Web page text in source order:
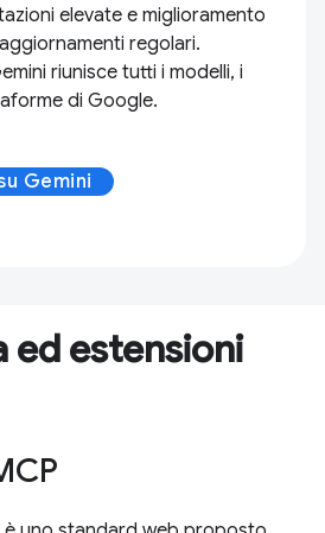
elevate e miglioramento
regolari.
riunisce tutti i modelli, i
di Google.
Gemini
ed estensioni